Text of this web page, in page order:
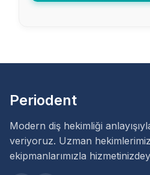
Periodent
Modern diş hekimliği
veriyoruz. Uzman
ekipmanlarımızla